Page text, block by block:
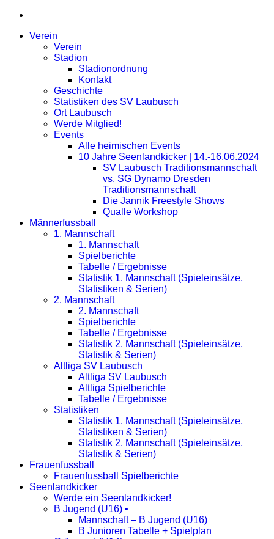
Verein
Verein
Stadion
Stadionordnung
Kontakt
Geschichte
Statistiken des SV Laubusch
Ort Laubusch
Werde Mitglied!
Events
Alle heimischen Events
10 Jahre Seenlandkicker | 14.-16.06.2024
SV Laubusch Traditionsmannschaft
vs. SG Dynamo Dresden
Traditionsmannschaft
Die Jannik Freestyle Shows
Qualle Workshop
Männerfussball
1. Mannschaft
1. Mannschaft
Spielberichte
Tabelle / Ergebnisse
Statistik 1. Mannschaft (Spieleinsätze,
Statistiken & Serien)
2. Mannschaft
2. Mannschaft
Spielberichte
Tabelle / Ergebnisse
Statistik 2. Mannschaft (Spieleinsätze,
Statistik & Serien)
Altliga SV Laubusch
Altliga SV Laubusch
Altliga Spielberichte
Tabelle / Ergebnisse
Statistiken
Statistik 1. Mannschaft (Spieleinsätze,
Statistiken & Serien)
Statistik 2. Mannschaft (Spieleinsätze,
Statistik & Serien)
Frauenfussball
Frauenfussball Spielberichte
Seenlandkicker
Werde ein Seenlandkicker!
B Jugend (U16) •
Mannschaft – B Jugend (U16)
B Junioren Tabelle + Spielplan